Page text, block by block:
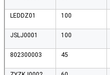
LEDDZ01 100
JSLJ0001 100
802300003 45